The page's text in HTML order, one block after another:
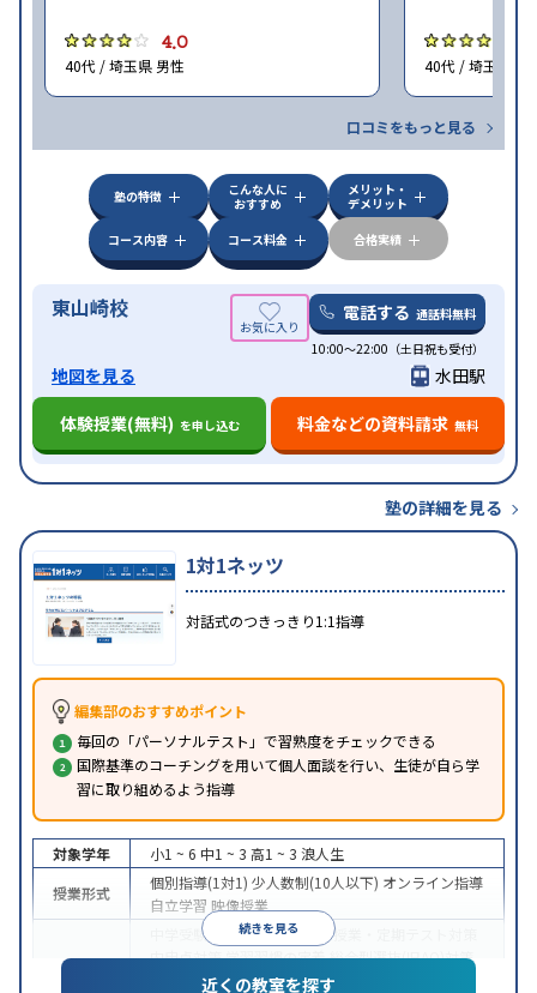
4.0
40代 / 埼玉県 男性 40代 / 埼玉県 女
口コミをもっと見る
塾の特徴
こんな人に
おすすめ
メリット・
デメリット
コース内容
コース料金 合格実績
東山崎校 電話する 通話料無料
10:00～22:00（土日祝も受付）
地図を見る
水田駅
体験授業(無料) を申し込む 料金などの資料請求 無料
塾の詳細を見る
1対1ネッツ
対話式のつきっきり1:1指導
編集部のおすすめポイント
毎回の「パーソナルテスト」で習熟度をチェックできる
国際基準のコーチングを用いて個人面談を行い、生徒が自ら学
習に取り組めるよう指導
続きを見る
対象学年 小1 ~ 6 中1 ~ 3 高1 ~ 3 浪人生
授業形式
個別指導(1対1) 少人数制(10人以下) オンライン指導
自立学習 映像授業
中学受験 高校受験大学受験
授業・定期テスト対策
内申点対策学習習慣の定着総合型選抜(旧AO)対策
推薦入試対策 学校別特化対策
近くの教室を探す